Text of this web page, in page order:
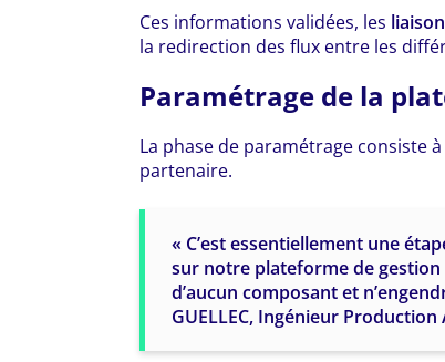
Ces informations validées, les
la redirection des flux entre les
Paramétrage de la
La phase de paramétrage consiste
partenaire.
« C’est essentiellement une
sur notre plateforme de gestion
d’aucun composant et
GUELLEC, Ingénieur Production